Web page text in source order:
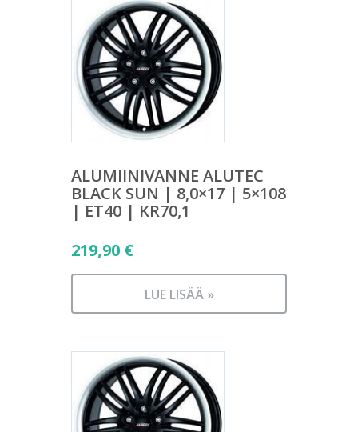
ALUMIINIVANNE ALUTEC
BLACK SUN | 8,0×17 | 5×108
| ET40 | KR70,1
219,90 €
LUE LISÄÄ »